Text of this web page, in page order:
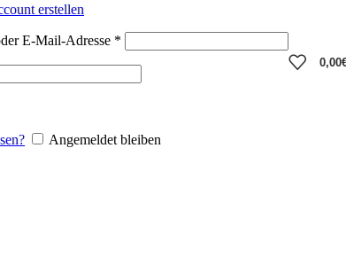
erstellen
E-Mail-Adresse *
Angemeldet bleiben
0,00